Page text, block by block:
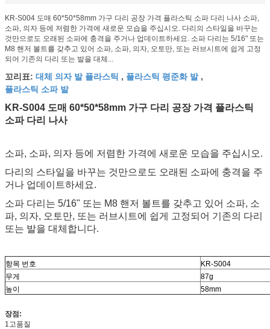
KR-S004 도매 60*50*58mm 가구 다리 공장 가격 플라스틱 소파 다리 나사 소파,
소파, 의자 등에 저렴한 가격에 새로운 모습을 주십시오. 다리의 스타일을 바꾸는
것만으로도 오래된 소파에 충격을 주거나 업데이트하세요. 소파 다리는 5/16" 또는
M8 핸저 볼트를 갖추고 있어 소파, 소파, 의자, 오토만, 또는 러브시트에 쉽게 고정
되어 기존의 다리 또는 발을 대체...
꼬리표: 대체 의자 발 플라스틱 , 플라스틱 평준화 발,
플라스틱 소파 발
KR-S004 도매 60*50*58mm 가구 다리 공장 가격 플라스틱
소파 다리 나사
소파, 소파, 의자 등에 저렴한 가격에 새로운 모습을 주십시오.
다리의 스타일을 바꾸는 것만으로도 오래된 소파에 충격을 주
거나 업데이트하세요.
소파 다리는 5/16" 또는 M8 핸저 볼트를 갖추고 있어 소파, 소
파, 의자, 오토만, 또는 러브시트에 쉽게 고정되어 기존의 다리
또는 발을 대체합니다.
항목 번호
KR-S004
무게
87g
높이
58mm
장점:
1고품질